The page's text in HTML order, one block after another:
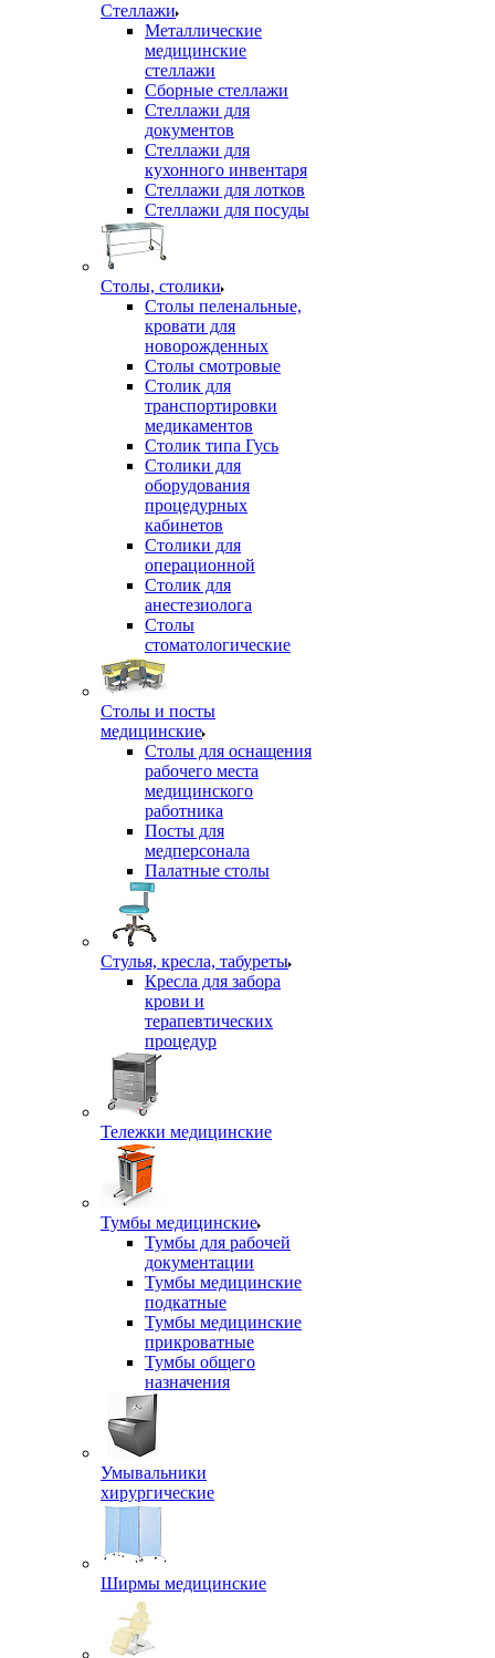
Стеллажи
Металлические
медицинские
стеллажи
Сборные стеллажи
Стеллажи для
документов
Стеллажи для
кухонного инвентаря
Стеллажи для лотков
Стеллажи для посуды
Столы, столики
Столы пеленальные,
кровати для
новорожденных
Столы смотровые
Столик для
транспортировки
медикаментов
Столик типа Гусь
Столики для
оборудования
процедурных
кабинетов
Столики для
операционной
Столик для
анестезиолога
Столы
стоматологические
Столы и посты
медицинские
Столы для оснащения
рабочего места
медицинского
работника
Посты для
медперсонала
Палатные столы
Стулья, кресла, табуреты
Кресла для забора
крови и
терапевтических
процедур
Тележки медицинские
Тумбы медицинские
Тумбы для рабочей
документации
Тумбы медицинские
подкатные
Тумбы медицинские
прикроватные
Тумбы общего
назначения
Умывальники
хирургические
Ширмы медицинские